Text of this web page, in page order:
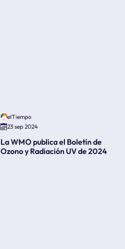
elTiempo
23 sep 2024
La WMO publica el Boletín de
Ozono y Radiación UV de 2024